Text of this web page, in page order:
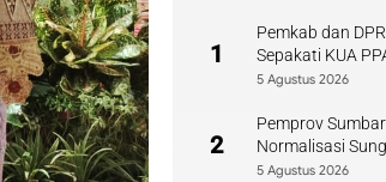
1
Pemkab dan
Sepakati KUA
5 Agustus 2026
2
Pemprov
Normalisasi
Kuranji
5 Agustus 2026